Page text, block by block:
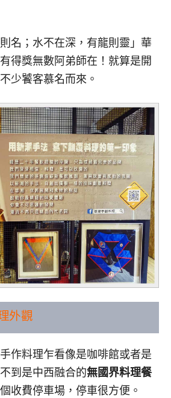
名；水不在深，有龍則靈」華
得獎無數阿弟師在！就算是開
少饕客慕名而來。
外觀
作料理乍看像是咖啡館或者是
到是中西融合的無國界料理餐
收費停車場，停車很方便。